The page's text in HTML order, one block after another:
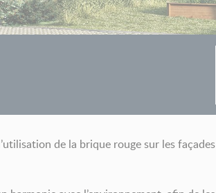
de la brique rouge sur les façades